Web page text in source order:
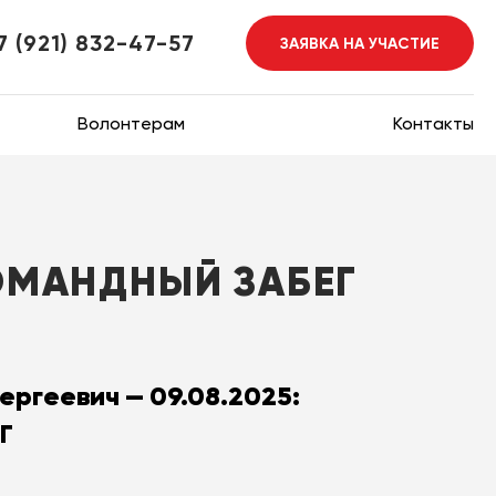
(921) 832-47-57 ЗАЯВКА НА УЧАСТИЕ
Волонтерам Контакты
ЗАБЕГ
— 09.08.2025: